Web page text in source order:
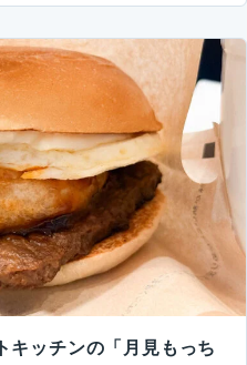
キッチンの「月見もっち